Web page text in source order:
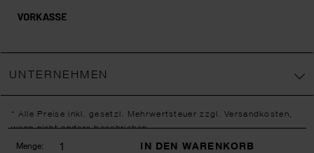
Menge: IN DEN WARENKORB
UNTERNEHMEN
* Alle Preise inkl. gesetzl. Mehrwertsteuer zzgl.Versandkosten,
wenn nicht anders beschrieben.
** Jede:r Abonnent:in erhält bei erstmaliger Anmeldung für unseren